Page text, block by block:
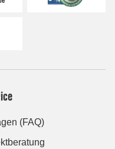
(FAQ)